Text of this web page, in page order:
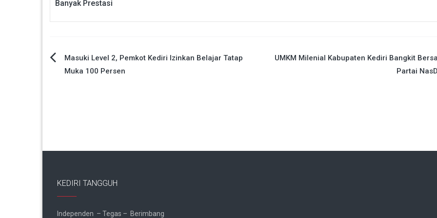
Banyak Prestasi
Navigasi
Masuki Level 2, Pemkot Kediri Izinkan Belajar Tatap
Muka 100 Persen
UMKM Milenial Kabupaten Kediri Bangkit
Partai
KEDIRI TANGGUH
Independen – Tegas – Berimbang